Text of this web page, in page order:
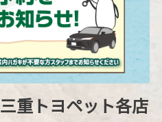
重トヨペット各店